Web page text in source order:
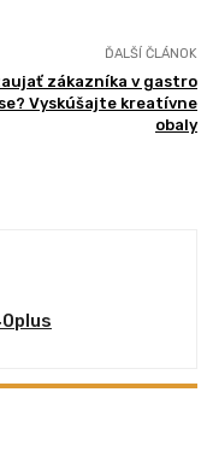
ĎALŠÍ ČLÁNOK
zákazníka v gastro
Vyskúšajte kreatívne
obaly